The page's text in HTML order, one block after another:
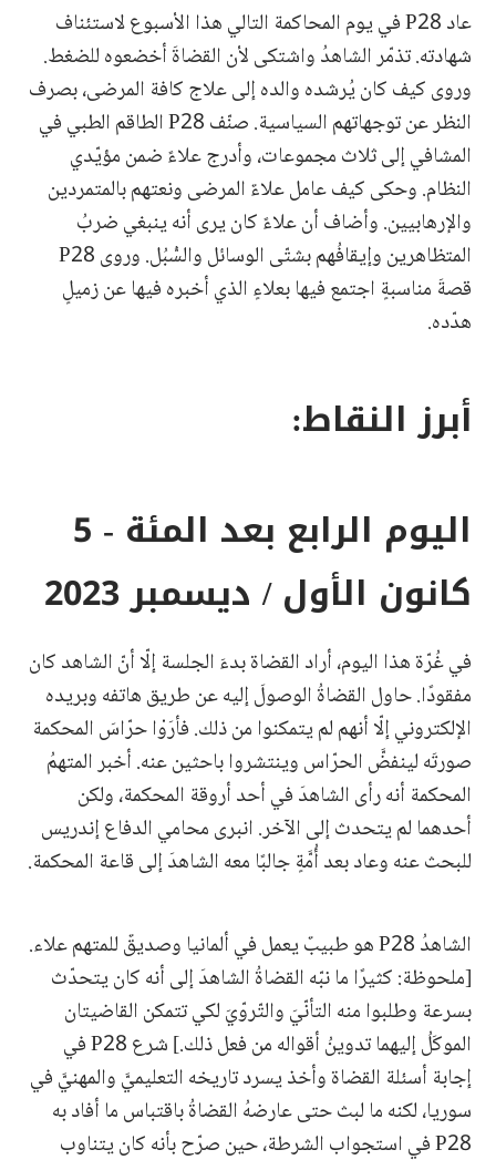
عاد P28 في يوم المحاكمة التالي هذا الأسبوع لاستئناف
شهادته. تذمّر الشاهدُ واشتكى لأن القضاةَ أخضعوه للضغط.
وروى كيف كان يُرشده والده إلى علاج كافة المرضى، بصرف
النظر عن توجهاتهم السياسية. صنّف P28 الطاقم الطبي في
المشافي إلى ثلاث مجموعات، وأدرج علاءً ضمن مؤيّدي
النظام. وحكى كيف عامل علاءٌ المرضى ونعتهم بالمتمردين
والإرهابيين. وأضاف أن علاءً كان يرى أنه ينبغي ضربُ
المتظاهرين وإيقافُهم بشتّى الوسائل والسُّبُل. وروى P28
قصةَ مناسبةٍ اجتمع فيها بعلاءٍ الذي أخبره فيها عن زميلٍ
هدّده.
أبرز النقاط:
اليوم الرابع بعد المئة - 5
كانون الأول / ديسمبر 2023
في غُرّة هذا اليوم، أراد القضاة بدءَ الجلسة إلّا أنّ الشاهد كان
مفقودًا. حاول القضاةُ الوصولَ إليه عن طريق هاتفه وبريده
الإلكتروني إلّا أنهم لم يتمكنوا من ذلك. فأرَوْا حرّاسَ المحكمة
صورتَه لينفضَّ الحرّاس وينتشروا باحثين عنه. أخبر المتهمُ
المحكمة أنه رأى الشاهدَ في أحد أروقة المحكمة، ولكن
أحدهما لم يتحدث إلى الآخر. انبرى محامي الدفاع إندريس
للبحث عنه وعاد بعد أُمَّةٍ جالبًا معه الشاهدَ إلى قاعة المحكمة.
الشاهدُ P28 هو طبيبٌ يعمل في ألمانيا وصديقٌ للمتهم علاء.
[ملحوظة: كثيرًا ما نبّه القضاةُ الشاهدَ إلى أنه كان يتحدّث
بسرعة وطلبوا منه التأنّيَ والتّروّيَ لكي تتمكن القاضيتان
الموكَلُ إليهما تدوينُ أقواله من فعل ذلك.] شرع P28 في
إجابة أسئلة القضاة وأخذ يسرد تاريخه التعليميَّ والمهنيَّ في
سوريا، لكنه ما لبث حتى عارضهُ القضاةُ باقتباس ما أفاد به
P28 في استجواب الشرطة، حين صرّح بأنه كان يتناوب